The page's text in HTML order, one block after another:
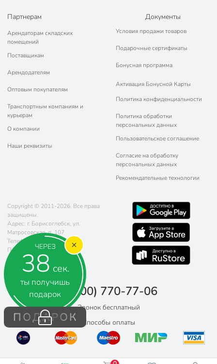
ЧЕРЕЗ
37 сек.
ты получишь
подарок
ПОДАРОК
Партнерам
Арендаторам складских
помещений
Поставщикам
Арендодателям
Оптовым покупателям
Транспортным компаниям и
курьерам
О компании
Наши реквизиты
Документы
Условия продажи товаров
Подарочные сертификаты
Бонусная программа
Активация Бонусной Карты
Политика конфиденциальности
Политика обработки
персональных данных
Пользовательское соглашение
Согласие на обработку
персональных данных
Рекомендательные технологии
Copyright © 2011-2026. Все права
защищены.
Адрес: г. Борисоглебск, ул.
Матросовская, д. 107
Телефон:
8 (800) 770-77-06
Почта:
sales@poryadok.ru
8 (800) 770-77-06
Звонок бесплатный
Способы оплаты